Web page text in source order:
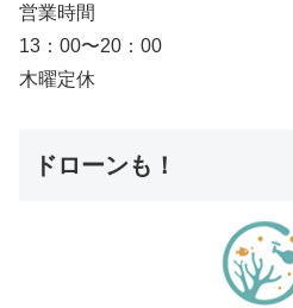
営業時間
13：00〜20：00
木曜定休
ドローンも！